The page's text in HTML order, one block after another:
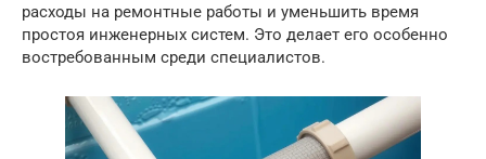
расходы на ремонтные работы и уменьшить время
простоя инженерных систем. Это делает его особенно
востребованным среди специалистов.